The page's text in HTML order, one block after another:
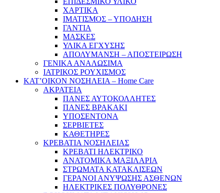
ΧΑΡΤΙΚΑ
ΙΜΑΤΙΣΜΟΣ – ΥΠΟΔΗΣΗ
ΓΑΝΤΙΑ
ΜΑΣΚΕΣ
ΥΛΙΚΑ ΕΓΧΥΣΗΣ
ΑΠΟΛΥΜΑΝΣΗ – ΑΠΟΣΤΕΙΡΩΣΗ
ΓΕΝΙΚΑ ΑΝΑΛΩΣΙΜΑ
ΙΑΤΡΙΚΟΣ ΡΟΥΧΙΣΜΟΣ
ΚΑΤ’ΟΙΚΟΝ ΝΟΣΗΛΕΙΑ – Home Care
ΑΚΡΑΤΕΙΑ
ΠΑΝΕΣ ΑΥΤΟΚΟΛΛΗΤΕΣ
ΠΑΝΕΣ ΒΡΑΚΑΚΙ
ΥΠΟΣΕΝΤΟΝΑ
ΣΕΡΒΙΕΤΕΣ
ΚΑΘΕΤΗΡΕΣ
ΚΡΕΒΑΤΙΑ ΝΟΣΗΛΕΙΑΣ
ΚΡΕΒΑΤΙ ΗΛΕΚΤΡΙΚΟ
ΑΝΑΤΟΜΙΚΑ ΜΑΞΙΛΑΡΙΑ
ΣΤΡΩΜΑΤΑ ΚΑΤΑΚΛΙΣΕΩΝ
ΓΕΡΑΝΟΙ ΑΝΥΨΩΣΗΣ ΑΣΘΕΝΩΝ
ΗΛΕΚΤΡΙΚΕΣ ΠΟΛΥΘΡΟΝΕΣ